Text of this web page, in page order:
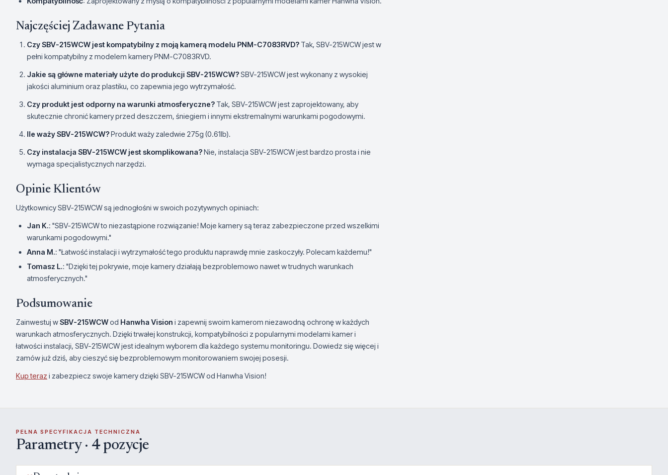
Najczęściej Zadawane Pytania
Czy SBV-215WCW jest kompatybilny z moją kamerą modelu PNM-C7083RVD? Tak, SBV-215WCW jest w
pełni kompatybilny z modelem kamery PNM-C7083RVD.
Jakie są główne materiały użyte do produkcji SBV-215WCW?SBV-215WCW jest wykonany z wysokiej
jakości aluminium oraz plastiku, co zapewnia jego wytrzymałość.
Czy produkt jest odporny na warunki atmosferyczne? Tak, SBV-215WCW jest zaprojektowany, aby
skutecznie chronić kamery przed deszczem, śniegiem i innymi ekstremalnymi warunkami pogodowymi.
Ile waży SBV-215WCW?Produkt waży zaledwie 275g (0.61lb).
Czy instalacja SBV-215WCW jest skomplikowana?Nie, instalacja SBV-215WCW jest bardzo prosta i nie
wymaga specjalistycznych narzędzi.
Opinie Klientów
Użytkownicy SBV-215WCW są jednogłośni w swoich pozytywnych opiniach:
Jan K.: "SBV-215WCW to niezastąpione rozwiązanie! Moje kamery są teraz zabezpieczone przed wszelkimi
warunkami pogodowymi."
Anna M.: "Łatwość instalacji i wytrzymałość tego produktu naprawdę mnie zaskoczyły. Polecam każdemu!"
Tomasz L.: "Dzięki tej pokrywie, moje kamery działają bezproblemowo nawet w trudnych warunkach
atmosferycznych."
Podsumowanie
Zainwestuj wSBV-215WCWod Hanwha Vision i zapewnij swoim kamerom niezawodną ochronę w każdych
warunkach atmosferycznych. Dzięki trwałej konstrukcji, kompatybilności z popularnymi modelami kamer i
łatwości instalacji, SBV-215WCW jest idealnym wyborem dla każdego systemu monitoringu. Dowiedz się więcej i
zamów już dziś, aby cieszyć się bezproblemowym monitorowaniem swojej posesji.
Kup teraz i zabezpiecz swoje kamery dzięki SBV-215WCW od Hanwha Vision!
PEŁNA SPECYFIKACJA TECHNICZNA
Parametry · 4 pozycje